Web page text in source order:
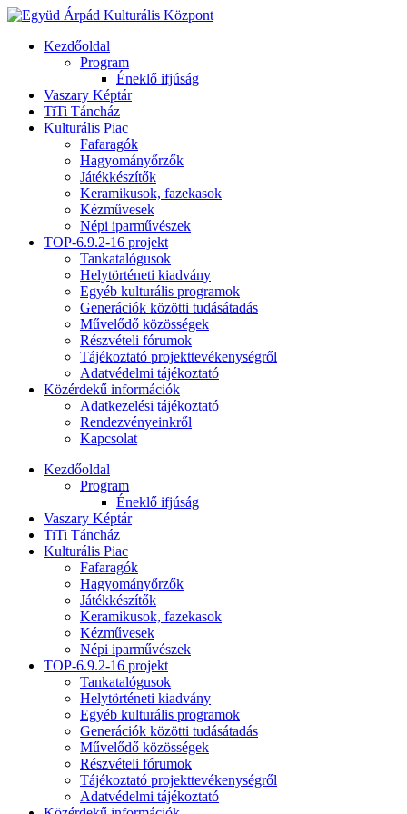
Kezdőoldal
Program
Éneklő ifjúság
Vaszary Képtár
TiTi Táncház
Kulturális Piac
Fafaragók
Hagyományőrzők
Játékkészítők
Keramikusok, fazekasok
Kézművesek
Népi iparművészek
TOP-6.9.2-16 projekt
Tankatalógusok
Helytörténeti kiadvány
Egyéb kulturális programok
Generációk közötti tudásátadás
Művelődő közösségek
Részvételi fórumok
Tájékoztató projekttevékenységről
Adatvédelmi tájékoztató
Közérdekű információk
Adatkezelési tájékoztató
Rendezvényeinkről
Kapcsolat
Kezdőoldal
Program
Éneklő ifjúság
Vaszary Képtár
TiTi Táncház
Kulturális Piac
Fafaragók
Hagyományőrzők
Játékkészítők
Keramikusok, fazekasok
Kézművesek
Népi iparművészek
TOP-6.9.2-16 projekt
Tankatalógusok
Helytörténeti kiadvány
Egyéb kulturális programok
Generációk közötti tudásátadás
Művelődő közösségek
Részvételi fórumok
Tájékoztató projekttevékenységről
Adatvédelmi tájékoztató